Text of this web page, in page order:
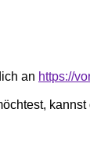
an https://
kannst